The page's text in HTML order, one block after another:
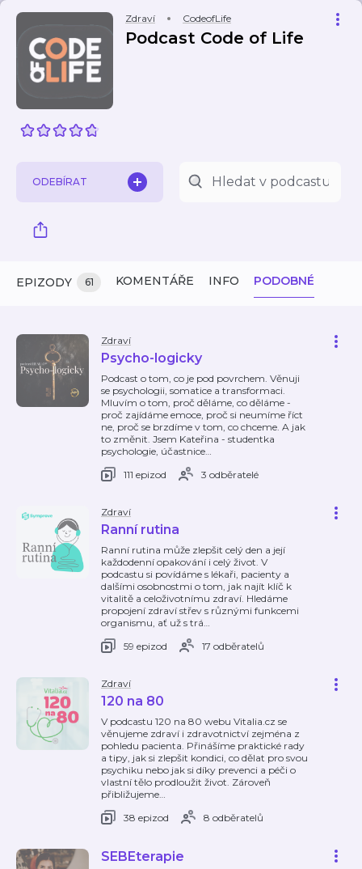
Zdraví CodeofLife
Podcast Code of Life
ODEBÍRAT
EPIZODY 61 KOMENTÁŘE INFO PODOBNÉ
Zdraví
Psycho-logicky
Podcast o tom, co je pod povrchem. Věnuji
se psychologii, somatice a transformaci.
Mluvím o tom, proč děláme, co děláme -
proč zajídáme emoce, proč si neumíme říct
ne, proč se brzdíme v tom, co chceme. A jak
to změnit. Jsem Kateřina - studentka
psychologie, účastnice…
111 epizod
3 odběratelé
Zdraví
Ranní rutina
Ranní rutina může zlepšit celý den a její
každodenní opakování i celý život. V
podcastu si povídáme s lékaři, pacienty a
dalšími osobnostmi o tom, jak najít klíč k
vitalitě a celoživotnímu zdraví. Hledáme
propojení zdraví střev s různými funkcemi
organismu, ať už s trá…
59 epizod
17 odběratelů
Zdraví
120 na 80
V podcastu 120 na 80 webu Vitalia.cz se
věnujeme zdraví i zdravotnictví zejména z
pohledu pacienta. Přinášíme praktické rady
a tipy, jak si zlepšit kondici, co dělat pro svou
psychiku nebo jak si díky prevenci a péči o
vlastní tělo prodloužit život. Zároveň
přibližujeme…
38 epizod
8 odběratelů
SEBEterapie